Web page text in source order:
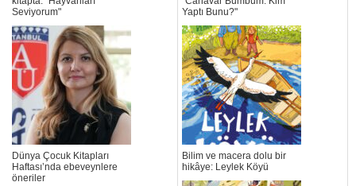
Seviyorum"
Yaptı Bunu?"
Dünya Çocuk Kitapları
Haftası’nda ebeveynlere
öneriler
Bilim ve macera dolu bir
hikâye: Leylek Köyü